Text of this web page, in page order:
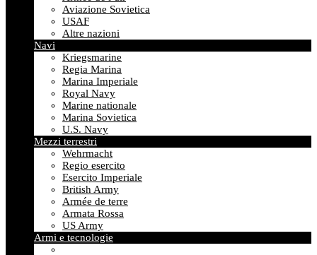
Aviazione Sovietica
USAF
Altre nazioni
Navi
Kriegsmarine
Regia Marina
Marina Imperiale
Royal Navy
Marine nationale
Marina Sovietica
U.S. Navy
Mezzi terrestri
Wehrmacht
Regio esercito
Esercito Imperiale
British Army
Armée de terre
Armata Rossa
US Army
Armi e tecnologie